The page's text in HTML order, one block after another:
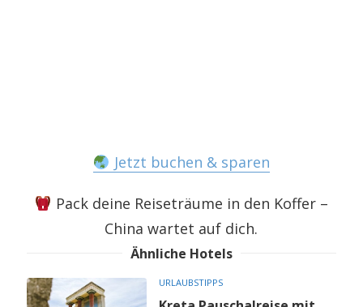
Jetzt buchen & sparen
Pack deine Reiseträume in den Koffer –
China wartet auf dich.
Ähnliche Hotels
URLAUBSTIPPS